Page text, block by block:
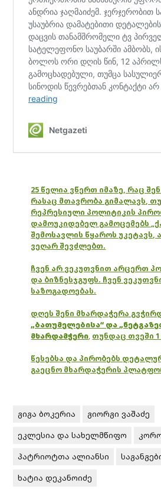
25 წელია ვწერთ იმაზე, რაც
რასაც მთავრობა გიმალავს,
რეპრესიული პოლიტიკის
დამოუკიდებელ გამოცემებს
შემოსავლის წყაროს უკეტავს,
ვეღარ შევძლებთ.
ჩვენ არ ვეკუთვნით არცერთ
და ბიზნესჯგუფს. ჩვენ
საზოგადოებას.
დღეს შენი მხარდაჭერა
„ბათუმელებისა“ და
მხარდამჭერი, თუნდაც თვეში
წესებსა და პირობებს
გაეცნო მხარდაჭერის
გიგა ბოკერია
გიორგი ვაშაძე
ეკლესია და სახელმწიფო
პატრიოტთა ალიანსი
ხატია დეკანოიძე